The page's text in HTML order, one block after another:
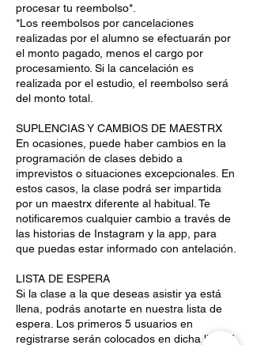
procesar tu reembolso*.
*Los reembolsos por cancelaciones
realizadas por el alumno se efectuarán por
el monto pagado, menos el cargo por
procesamiento. Si la cancelación es
realizada por el estudio, el reembolso será
del monto total.
SUPLENCIAS Y CAMBIOS DE MAESTRX
En ocasiones, puede haber cambios en la
programación de clases debido a
imprevistos o situaciones excepcionales. En
estos casos, la clase podrá ser impartida
por un maestrx diferente al habitual. Te
notificaremos cualquier cambio a través de
las historias de Instagram y la app, para
que puedas estar informado con antelación.
LISTA DE ESPERA
Si la clase a la que deseas asistir ya está
llena, podrás anotarte en nuestra lista de
espera. Los primeros 5 usuarios en
registrarse serán colocados en dicha lista. A